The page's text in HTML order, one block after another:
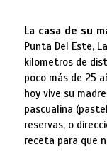
La casa de su
Punta Del Este,
kilometros de
poco más de 25
hoy vive su
pascualina
reservas, o
receta para que